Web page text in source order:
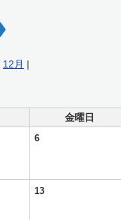
12月 |
金曜日
6
13